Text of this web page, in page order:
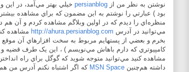
نوشتن به نظر من از persianblog
بود ) عبارتي را نوشتم به اين مضمون که براي مشاهده
منظره‌اي را ديدم که در اولين وبلاگم مشاهده کردم و آن هم در
مي‌توانيد در آدرس http://ahura.persianblog.com مشاهده
بخرم و بعضي از پستهايم مربوط به سخت افزارهاي آن
کامپيوتري که دارم باهاش مي‌نويسم ) ، اين يک طرف قضيه و
مشاهده کنيد مي‌توانيد متوجه شويد که گوگل براي راه
داشته هم‌چنين MSN Space که اگر اشتباه نکنم آدرس من